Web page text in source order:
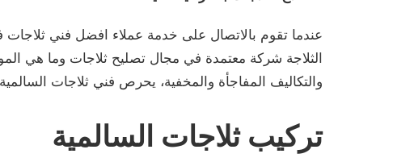
عندما تقوم بالاتصال على خدمة عملاء افضل فني
الثلاجة شركة معتمدة في مجال تصليح ثلاجات وما هي
والتكاليف المفاجأة والمخفية، يحرص فني ثلاجات
تركيب ثلاجات السالمية